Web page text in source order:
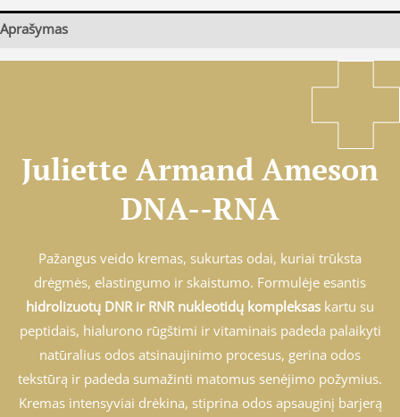
Aprašymas
Juliette Armand Ameson
DNA--RNA
Pažangus veido kremas, sukurtas odai, kuriai trūksta
drėgmės, elastingumo ir skaistumo. Formulėje esantis
hidrolizuotų DNR ir RNR nukleotidų kompleksas kartu su
peptidais, hialurono rūgštimi ir vitaminais padeda palaikyti
natūralius odos atsinaujinimo procesus, gerina odos
tekstūrą ir padeda sumažinti matomus senėjimo požymius.
Kremas intensyviai drėkina, stiprina odos apsauginį barjerą